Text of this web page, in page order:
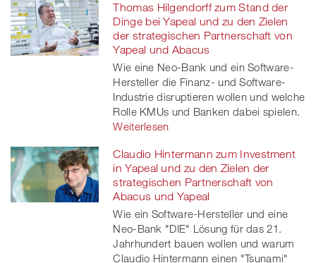
Thomas Hilgendorff zum Stand der
Dinge bei Yapeal und zu den Zielen
der strategischen Partnerschaft von
Yapeal und Abacus
Wie eine Neo-Bank und ein Software-
Hersteller die Finanz- und Software-
Industrie disruptieren wollen und welche
Rolle KMUs und Banken dabei spielen.
Weiterlesen
Claudio Hintermann zum Investment
in Yapeal und zu den Zielen der
strategischen Partnerschaft von
Abacus und Yapeal
Wie ein Software-Hersteller und eine
Neo-Bank "DIE" Lösung für das 21.
Jahrhundert bauen wollen und warum
Claudio Hintermann einen "Tsunami"